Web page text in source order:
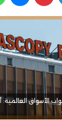
ل
ب
ي
د
ل
ك